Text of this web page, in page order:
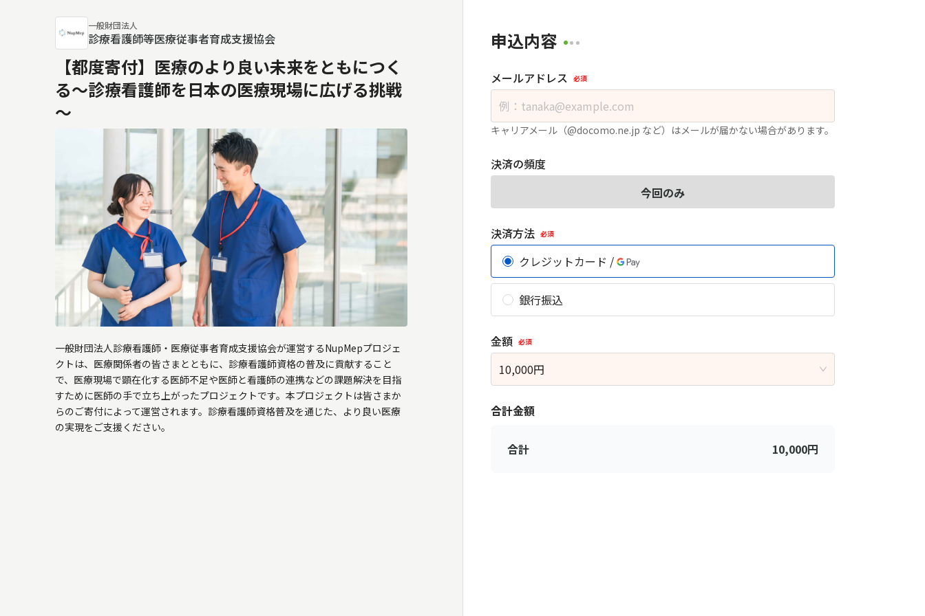
一般財団法人
診療看護師等医療従事者育成支援協会
【都度寄付】医療のより良い未来をともにつく
る～診療看護師を日本の医療現場に広げる挑戦
～
一般財団法人診療看護師・医療従事者育成支援協会が運営するNupMepプロジェ
クトは、医療関係者の皆さまとともに、診療看護師資格の普及に貢献すること
で、医療現場で顕在化する医師不足や医師と看護師の連携などの課題解決を目指
すために医師の手で立ち上がったプロジェクトです。本プロジェクトは皆さまか
らのご寄付によって運営されます。診療看護師資格普及を通じた、より良い医療
の実現をご支援ください。
申込内容
メールアドレス 必須
キャリアメール（@docomo.ne.jp など）はメールが届かない場合があります。
決済の頻度
今回のみ
決済方法 必須
クレジットカード /
銀行振込
金額 必須
10,000円
合計金額
合計 10,000円